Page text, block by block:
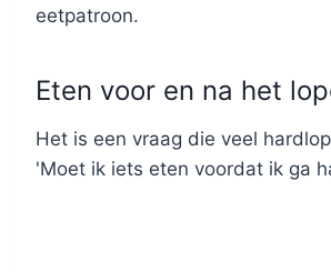
eetpatroon.
Eten voor en na het
Het is een vraag die veel
'Moet ik iets eten voordat ik ga